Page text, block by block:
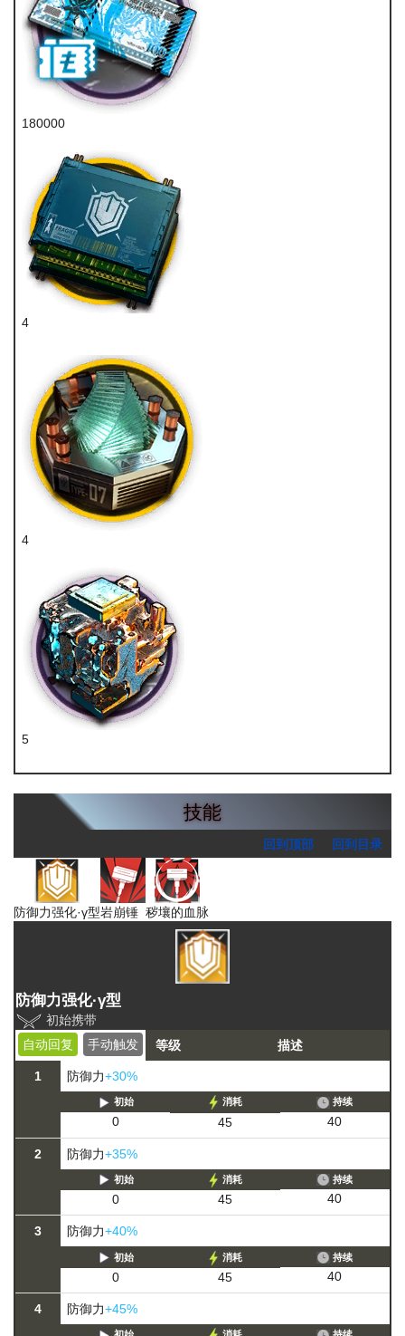
180000
4
4
5
技能
回到顶部 回到目录
防御力强化·γ型岩崩锤 秽壤的血脉
防御力强化·γ型
初始携带
自动回复
手动触发 等级 描述
1 防御力+30%
初始
0
消耗
45
持续
40
2 防御力+35%
初始
0
消耗
45
持续
40
3 防御力+40%
初始
0
消耗
45
持续
40
4 防御力+45%